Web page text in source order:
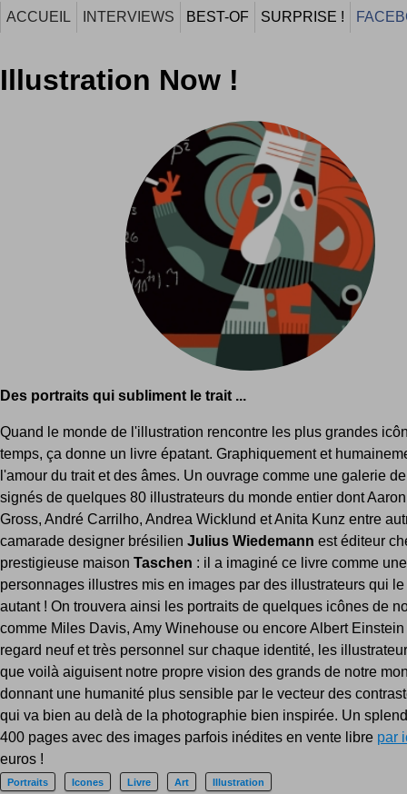
ACCUEIL INTERVIEWS BEST-OF SURPRISE !
Illustration Now !
Des portraits qui subliment le trait ...
Quand le monde de l'illustration rencontre les plus grandes
temps, ça donne un livre épatant. Graphiquement et
l'amour du trait et des âmes. Un ouvrage comme une galerie
signés de quelques 80 illustrateurs du monde entier dont
Gross, André Carrilho, Andrea Wicklund et Anita Kunz entre
camarade designer brésilien Julius Wiedemann est éditeur
prestigieuse maison Taschen : il a imaginé ce livre comme
personnages illustres mis en images par des illustrateurs qui le
autant ! On trouvera ainsi les portraits de quelques icônes de
comme Miles Davis, Amy Winehouse ou encore Albert Einstein
regard neuf et très personnel sur chaque identité, les
que voilà aiguisent notre propre vision des grands de notre
donnant une humanité plus sensible par le vecteur des
qui va bien au delà de la photographie bien inspirée. Un
400 pages avec des images parfois inédites en vente libre par
euros !
Portraits Icones Livre Art Illustration